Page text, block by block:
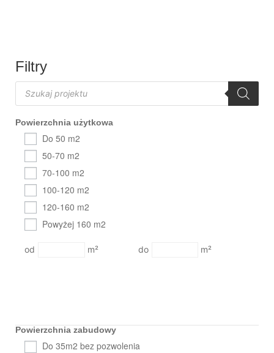
Filtry
Powierzchnia użytkowa
Do 50 m2
50-70 m2
70-100 m2
100-120 m2
120-160 m2
Powyżej 160 m2
m² m²
Powierzchnia zabudowy
Do 35m2 bez pozwolenia